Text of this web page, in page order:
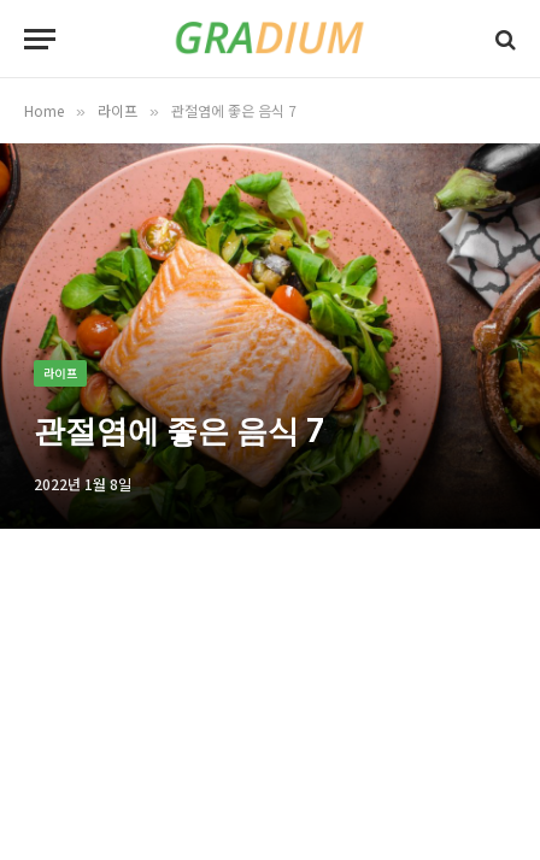
Home » 라이프 » 관절염에 좋은 음식 7
라이프
관절염에 좋은 음식 7
2022년 1월 8일